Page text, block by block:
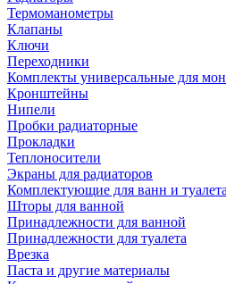
Термоманометры
Клапаны
Ключи
Переходники
Комплекты универсальные для
Кронштейны
Нипели
Пробки радиаторные
Прокладки
Теплоносители
Экраны для радиаторов
Комплектующие для ванн и туалета
Шторы для ванной
Принадлежности для ванной
Принадлежности для туалета
Врезка
Паста и другие материалы